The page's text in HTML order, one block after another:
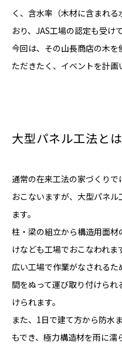
く、含水率（木材に含まれ
おり、JAS工場の認定も受け
今回は、その山長商店の木
ただきたく、イベントを計画
大型パネル工法と
通常の在来工法の家づくり
おこないますが、大型パネ
ます。
柱・梁の組立から構造用面
けなども工場でおこなわれま
広い工場で作業がなされる
間をぬって運び取り付けら
けられます。
また、1日で建て方から防水
もでき、極力構造材を雨に